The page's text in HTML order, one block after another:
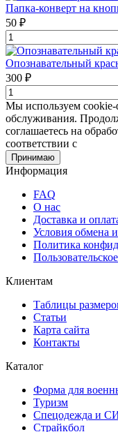
Папка-конверт на
50 ₽
Опознавательный
300 ₽
Мы используем cookie-
обслуживания.
соглашаетесь на
соответствии с
Принимаю
Информация
FAQ
О нас
Доставка и
Условия обмена и
Политика
Клиентам
Таблицы
Статьи
Карта сайта
Контакты
Каталог
Форма для
Туризм
Спецодежда и
Страйкбол